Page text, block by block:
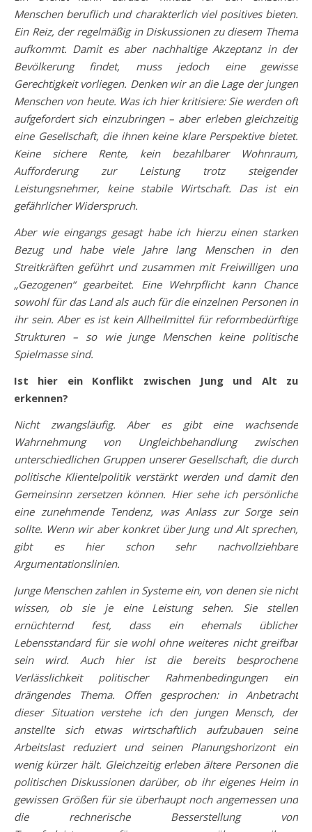
Menschen beruflich und charakterlich viel positives bieten.
Ein Reiz, der regelmäßig in Diskussionen zu diesem Thema
aufkommt. Damit es aber nachhaltige Akzeptanz in der
Bevölkerung findet, muss jedoch eine gewisse
Gerechtigkeit vorliegen. Denken wir an die Lage der jungen
Menschen von heute. Was ich hier kritisiere: Sie werden oft
aufgefordert sich einzubringen – aber erleben gleichzeitig
eine Gesellschaft, die ihnen keine klare Perspektive bietet.
Keine sichere Rente, kein bezahlbarer Wohnraum,
Aufforderung zur Leistung trotz steigender
Leistungsnehmer, keine stabile Wirtschaft. Das ist ein
gefährlicher Widerspruch.
Aber wie eingangs gesagt habe ich hierzu einen starken
Bezug und habe viele Jahre lang Menschen in den
Streitkräften geführt und zusammen mit Freiwilligen und
„Gezogenen“ gearbeitet. Eine Wehrpflicht kann Chance
sowohl für das Landals auch für die einzelnen Personen in
ihr sein. Aber es ist kein Allheilmittel für reformbedürftige
Strukturen – so wie junge Menschen keine politische
Spielmasse sind.
Ist hier ein Konflikt zwischen Jung und Alt zu
erkennen?
Nicht zwangsläufig. Aber es gibt eine wachsende
Wahrnehmung von Ungleichbehandlung zwischen
unterschiedlichen Gruppen unserer Gesellschaft, die durch
politische Klientelpolitik verstärkt werden und damit den
Gemeinsinn zersetzen können. Hier sehe ich persönliche
eine zunehmende Tendenz, was Anlass zur Sorge sein
sollte. Wenn wir aber konkret über Jung und Alt sprechen,
gibt es hier schon sehr nachvollziehbare
Argumentationslinien.
Junge Menschen zahlen in Systeme ein, von denen sie nicht
wissen, ob sie je eine Leistung sehen. Sie stellen
ernüchternd fest, dass ein ehemals üblicher
Lebensstandard für sie wohl ohne weiteres nicht greifbar
sein wird. Auch hier ist die bereits besprochene
Verlässlichkeit politischer Rahmenbedingungen ein
drängendes Thema. Offen gesprochen: in Anbetracht
dieser Situation verstehe ich den jungen Mensch, der
anstellte sich etwas wirtschaftlich aufzubauen seine
Arbeitslast reduziert und seinen Planungshorizont ein
wenig kürzer hält. Gleichzeitig erleben ältere Personen die
politischen Diskussionen darüber, ob ihr eigenes Heim in
gewissen Größen für sie überhaupt noch angemessen und
die rechnerische Besserstellung von